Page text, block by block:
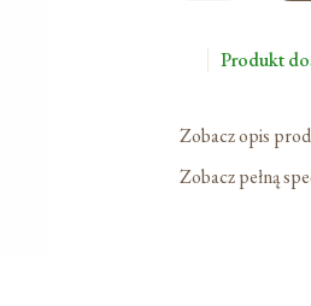
Produkt
Zobacz opis
Zobacz pełną